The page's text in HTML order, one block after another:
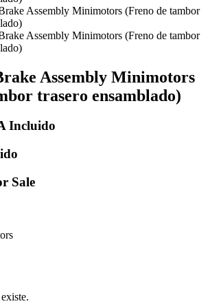
Assembly Minimotors
trasero ensamblado)
Incluido
Sale